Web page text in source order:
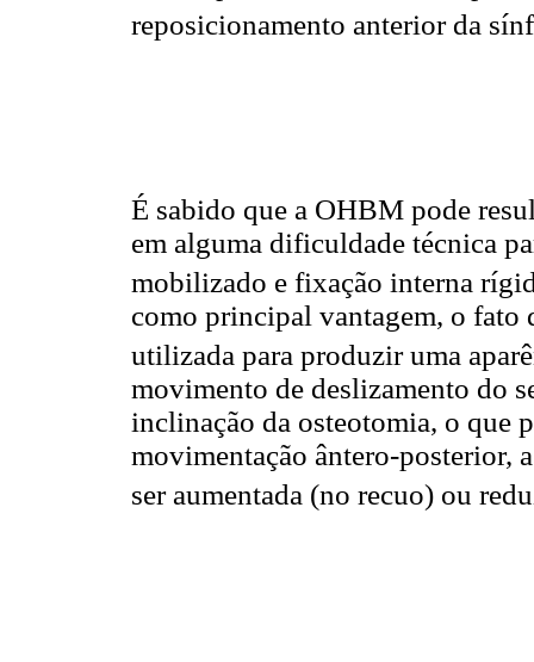
reposicionamento anterior da
É sabido que a OHBM pode
em alguma dificuldade técnica
mobilizado e fixação interna
como principal vantagem, o fato
utilizada para produzir uma
movimento de deslizamento do
inclinação da osteotomia, o que
movimentação ântero-posterior,
ser aumentada (no recuo) ou